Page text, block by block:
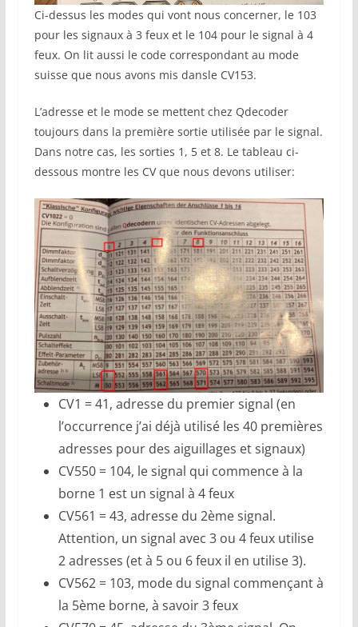
Ci-dessus les modes qui vont nous concerner, le 103
pour les signaux à 3 feux et le 104 pour le signal à 4
feux. On lit aussi le code correspondant au mode
suisse que nous avons mis dansle CV153.
L’adresse et le mode se mettent chez Qdecoder
toujours dans la première sortie utilisée par le signal.
Dans notre cas, les sorties 1, 5 et 8. Le tableau ci-
dessous montre les CV que nous devons utiliser:
CV1 = 41, adresse du premier signal (en
l’occurrence j’ai déjà utilisé les 40 premières
adresses pour des aiguillages et signaux)
CV550 = 104, le signal qui commence à la
borne 1 est un signal à 4 feux
CV561 = 43, adresse du 2ème signal.
Attention, un signal avec 3 ou 4 feux utilise
2 adresses (et à 5 ou 6 feux il en utilise 3).
CV562 = 103, mode du signal commençant à
la 5ème borne, à savoir 3 feux